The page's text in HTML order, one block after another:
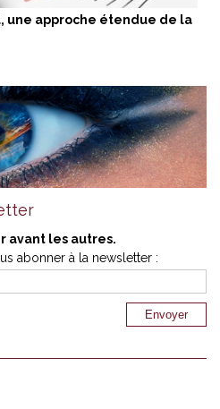
une approche étendue de la
avant les autres.
abonner à la newsletter :